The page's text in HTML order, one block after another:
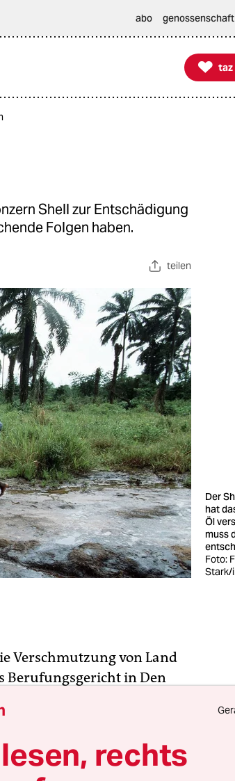
abo genossenschaft

taz taz
Shell zur Entschädigung
Folgen haben.
teilen
Der
hat
Öl
muss
Foto:
Stark/
Verschmutzung von Land
Berufungsgericht in Den
Schadenersatz zahlen.
ihrer Äcker
später festgelegt werden.
rechts